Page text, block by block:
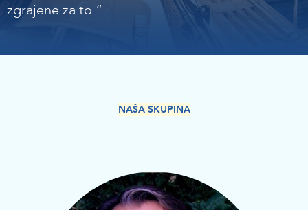
zgrajene za to.”
NAŠA SKUPINA